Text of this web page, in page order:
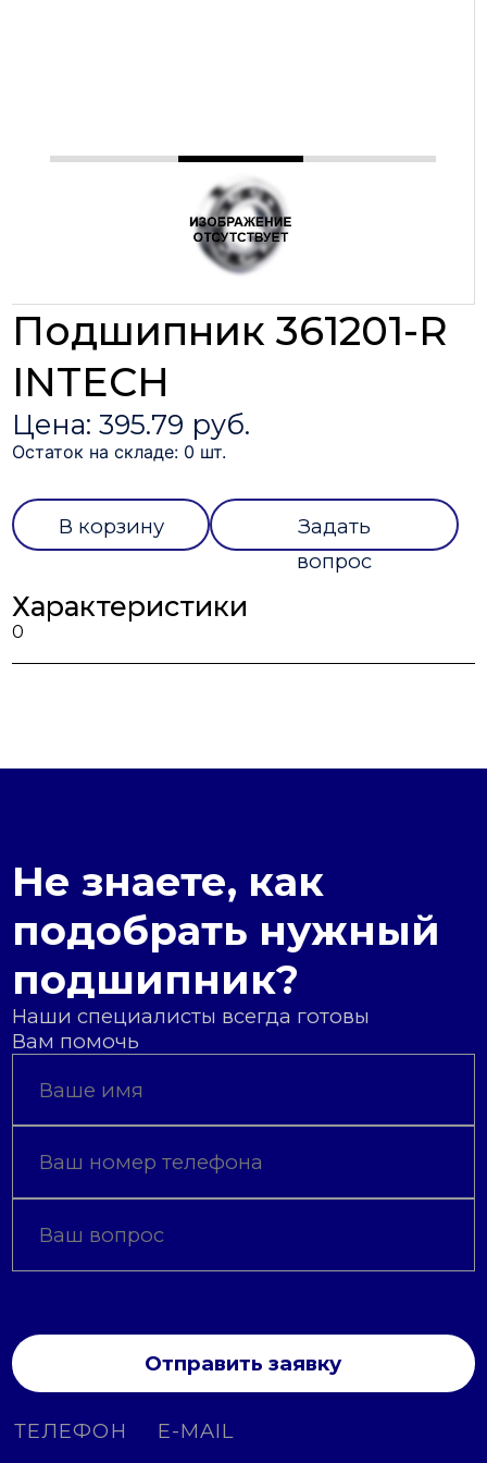
Подшипник 361201-R
INTECH
Цена: 395.79 руб.
Остаток на складе: 0 шт.
В корзину
Задать
вопрос
Характеристики
0
Не знаете, как
подобрать нужный
подшипник?
Наши специалисты всегда готовы
Вам помочь
Отправить заявку
ТЕЛЕФОН E-MAIL